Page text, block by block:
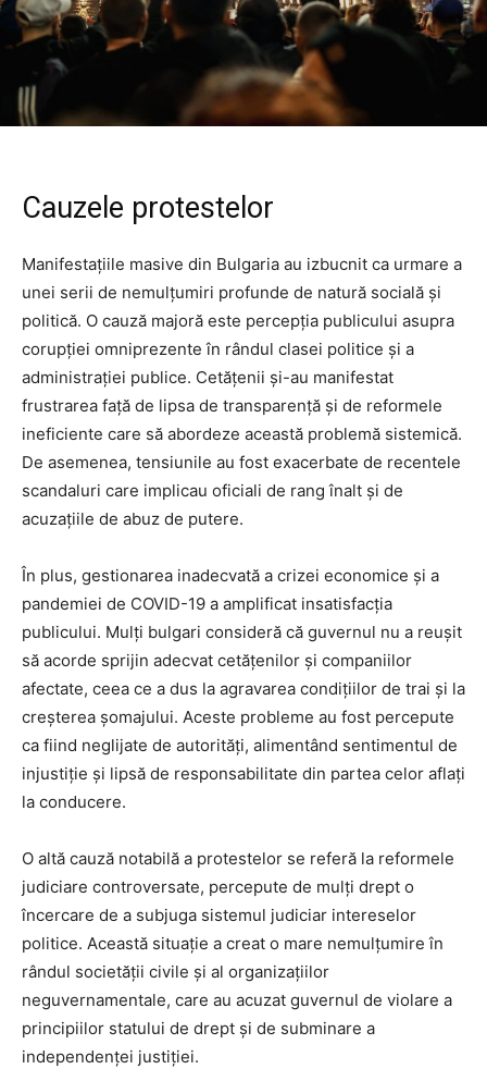
Cauzele protestelor
Manifestațiile masive din Bulgaria au izbucnit ca urmare a
unei serii de nemulțumiri profunde de natură socială și
politică. O cauză majoră este percepția publicului asupra
corupției omniprezente în rândul clasei politice și a
administrației publice. Cetățenii și-au manifestat
frustrarea față de lipsa de transparență și de reformele
ineficiente care să abordeze această problemă sistemică.
De asemenea, tensiunile au fost exacerbate de recentele
scandaluri care implicau oficiali de rang înalt și de
acuzațiile de abuz de putere.
În plus, gestionarea inadecvată a crizei economice și a
pandemiei de COVID-19 a amplificat insatisfacția
publicului. Mulți bulgari consideră că guvernul nu a reușit
să acorde sprijin adecvat cetățenilor și companiilor
afectate, ceea ce a dus la agravarea condițiilor de trai și la
creșterea șomajului. Aceste probleme au fost percepute
ca fiind neglijate de autorități, alimentând sentimentul de
injustiție și lipsă de responsabilitate din partea celor aflați
la conducere.
O altă cauză notabilă a protestelor se referă la reformele
judiciare controversate, percepute de mulți drept o
încercare de a subjuga sistemul judiciar intereselor
politice. Această situație a creat o mare nemulțumire în
rândul societății civile și al organizațiilor
neguvernamentale, care au acuzat guvernul de violare a
principiilor statului de drept și de subminare a
independenței justiției.